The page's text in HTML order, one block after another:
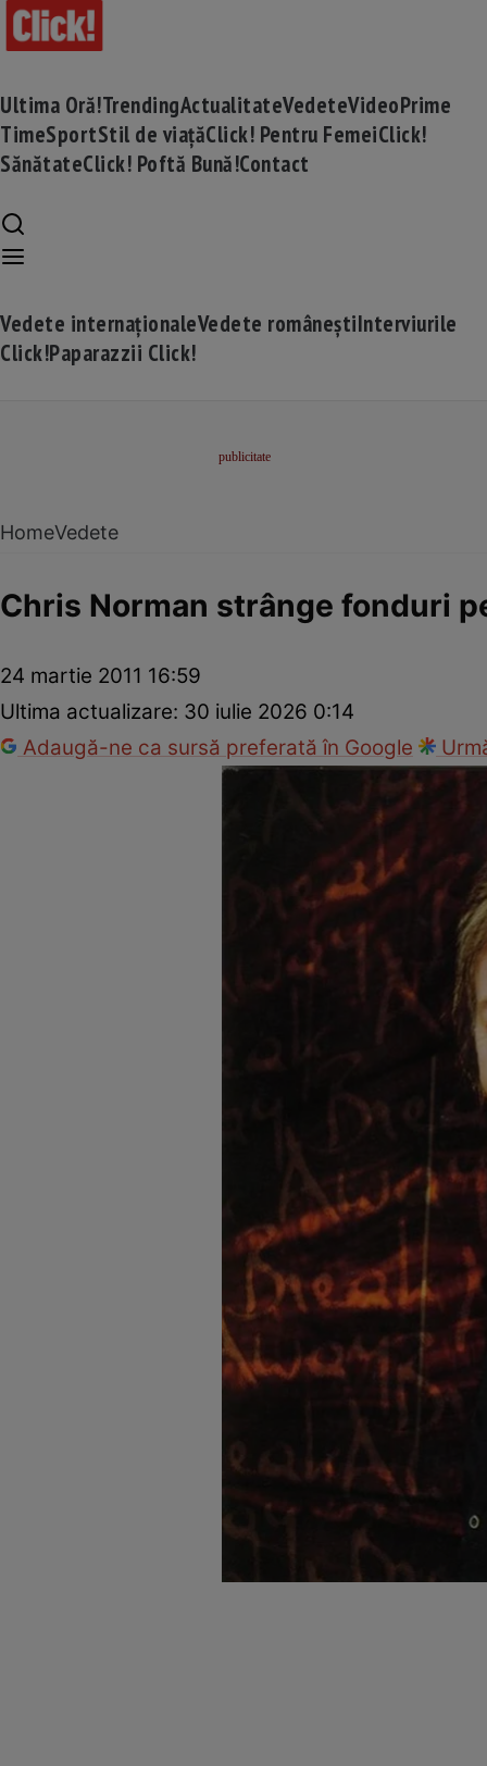
Ultima Oră!TrendingActualitateVedeteVideoPrime
TimeSportStil de viațăClick! Pentru FemeiClick!
SănătateClick! Poftă Bună!Contact
Vedete internaționaleVedete româneștiInterviurile
Click!Paparazzii Click!
HomeVedete
Chris Norman strânge fonduri
24 martie 2011 16:59
Ultima actualizare: 30 iulie 2026 0:14
Adaugă-ne ca sursă preferată în Google